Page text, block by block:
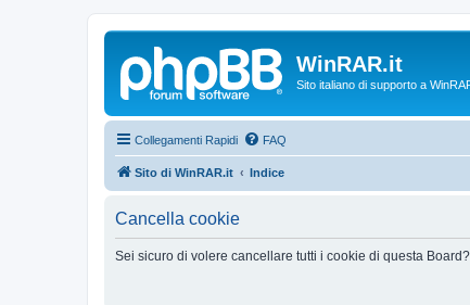
WinRAR.it
Sito italiano di supporto a
Collegamenti Rapidi FAQ
Sito di WinRAR.it Indice
Cancella cookie
Sei sicuro di volere cancellare tutti i cookie di questa Board?